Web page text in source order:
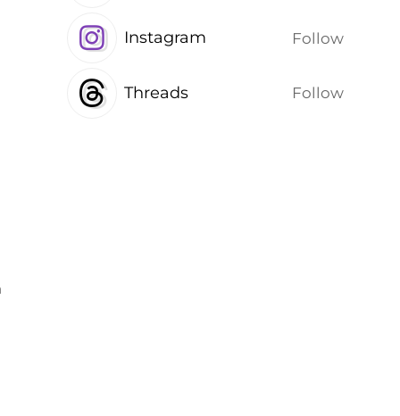
Instagram Follow
Threads Follow